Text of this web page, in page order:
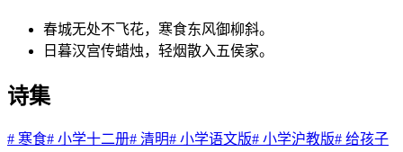
春城无处不飞花，寒食东风御柳斜。
日暮汉宫传蜡烛，轻烟散入五侯家。
诗集
# 寒食# 小学十二册# 清明# 小学语文版# 小学沪教版# 给孩子